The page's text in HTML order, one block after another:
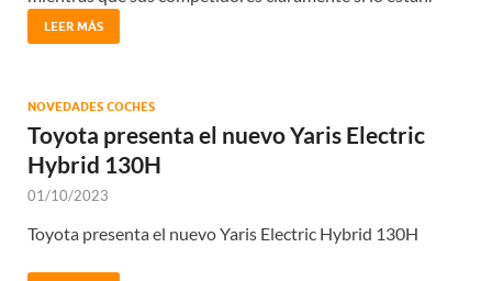
LEER MÁS
NOVEDADES COCHES
Toyota presenta el nuevo Yaris Electric
Hybrid 130H
01/10/2023
Toyota presenta el nuevo Yaris Electric Hybrid 130H